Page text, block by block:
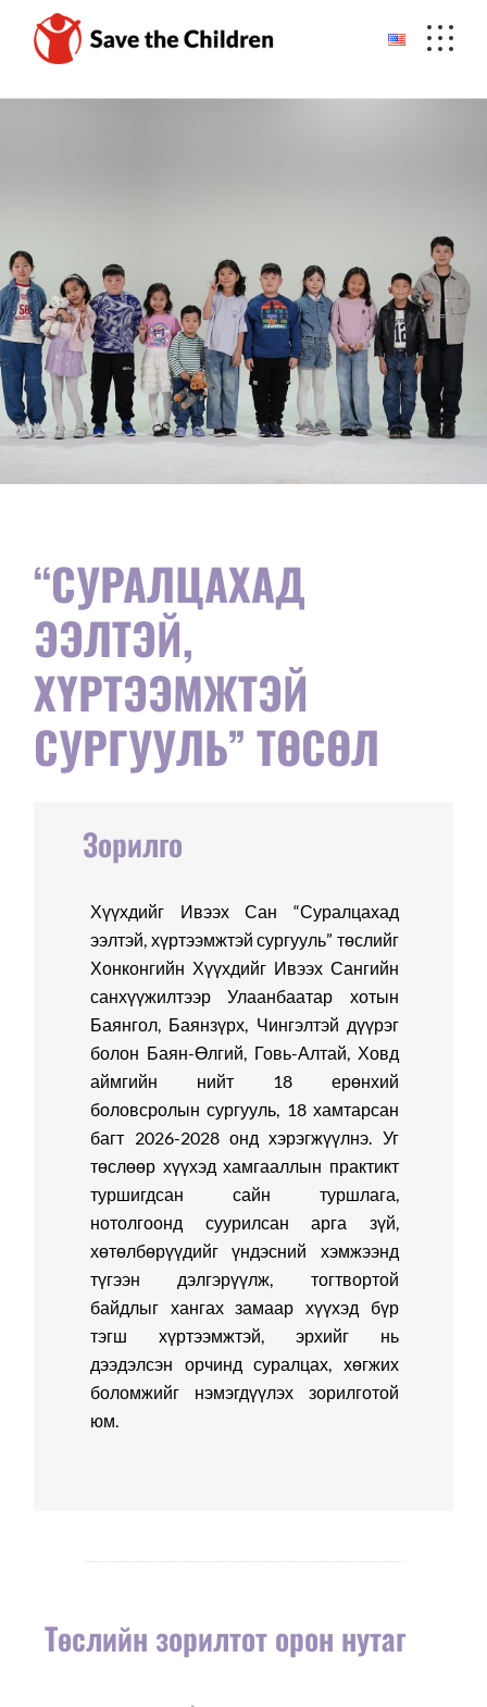
“СУРАЛЦАХАД
ЭЭЛТЭЙ,
ХҮРТЭЭМЖТЭЙ
СУРГУУЛЬ” ТӨСӨЛ
Зорилго
Хүүхдийг Ивээх Сан “Суралцахад
ээлтэй, хүртээмжтэй сургууль” төслийг
Хонконгийн Хүүхдийг Ивээх Сангийн
санхүүжилтээр Улаанбаатар хотын
Баянгол, Баянзүрх, Чингэлтэй дүүрэг
болон Баян-Өлгий, Говь-Алтай, Ховд
аймгийн нийт 18 ерөнхий
боловсролын сургууль, 18 хамтарсан
багт 2026-2028 онд хэрэгжүүлнэ. Уг
төслөөр хүүхэд хамгааллын практикт
туршигдсан сайн туршлага,
нотолгоонд суурилсан арга зүй,
хөтөлбөрүүдийг үндэсний хэмжээнд
түгээн дэлгэрүүлж, тогтвортой
байдлыг хангах замаар хүүхэд бүр
тэгш хүртээмжтэй, эрхийг нь
дээдэлсэн орчинд суралцах, хөгжих
боломжийг нэмэгдүүлэх зорилготой
юм.
Төслийн зорилтот орон нутаг